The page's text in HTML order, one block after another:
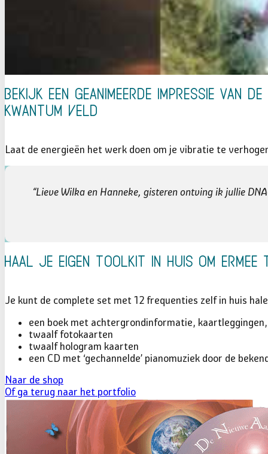
Bekijk een geanimeerde impressie van
Kwantum Veld
Laat de energieën het werk doen om je vibratie te
“Lieve Wilka en Hanneke, gisteren ontving ik jullie
Haal je eigen toolkit in huis om ermee
Je kunt de complete set met 12 frequenties zelf in huis
een boek met achtergrondinformatie,
twaalf fotokaarten
twaalf hologram kaarten
een CD met ‘gechannelde’ pianomuziek door de
Naar de shop
Of ga terug naar het portfolio